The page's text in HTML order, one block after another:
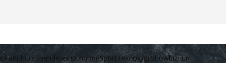
KulturëShëndetësiOpinioneSportTeknologjiShowbizFun